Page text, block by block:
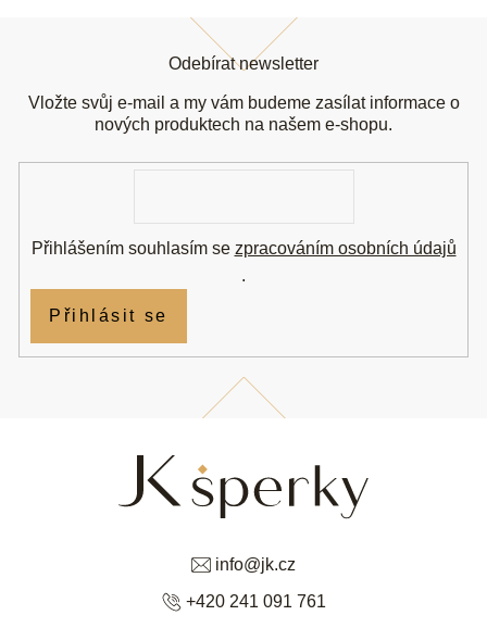
info@jk.cz
+420 241 091 761
Odebírat newsletter
Vložte svůj e-mail a my vám budeme zasílat informace o
nových produktech na našem e-shopu.
Přihlášením souhlasím se zpracováním osobních údajů
.
Přihlásit se